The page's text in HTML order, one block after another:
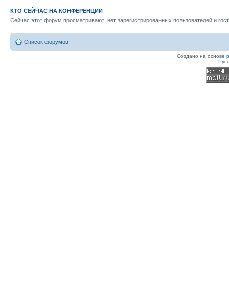
КТО СЕЙЧАС НА КОНФЕРЕНЦИИ
Сейчас этот форум просматривают: нет зарегистрированных пользователей и
Список форумов
Создано на основе